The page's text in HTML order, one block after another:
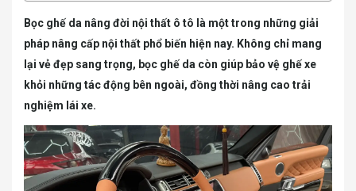
Bọc ghế da nâng đời nội thất ô tô là một trong những giải
pháp nâng cấp nội thất phổ biến hiện nay. Không chỉ mang
lại vẻ đẹp sang trọng, bọc ghế da còn giúp bảo vệ ghế xe
khỏi những tác động bên ngoài, đồng thời nâng cao trải
nghiệm lái xe.